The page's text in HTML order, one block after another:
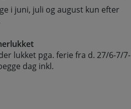
i juni, juli og august kun efter
lukket pga. ferie fra d. 27/6-7/7-
dag inkl.